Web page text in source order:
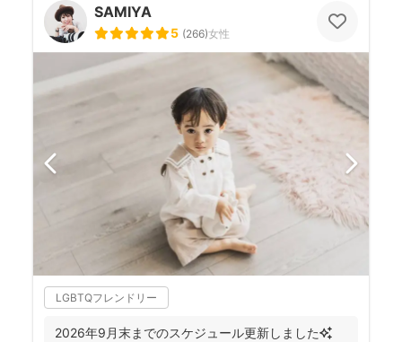
SAMIYA
5 (266)女性
LGBTQフレンドリー
2026年9月末までのスケジュール更新しました✨